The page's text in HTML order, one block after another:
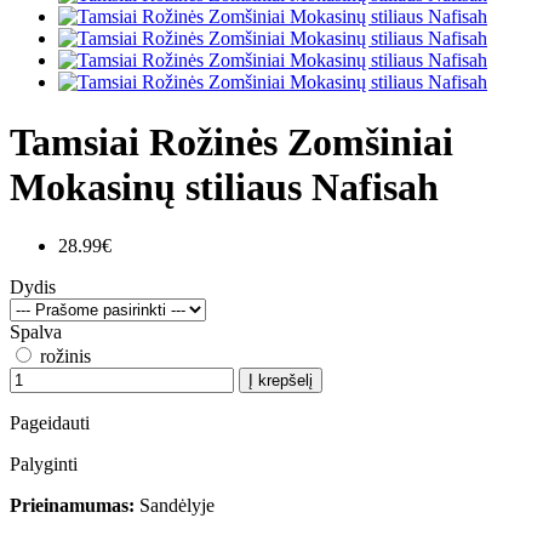
Tamsiai Rožinės Zomšiniai
Mokasinų stiliaus Nafisah
28.99€
Dydis
Spalva
rožinis
Į krepšelį
Pageidauti
Palyginti
Prieinamumas: Sandėlyje